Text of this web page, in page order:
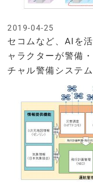
セコムなど、AIを
ャラクターが警備
チャル警備システ
2019-04-25